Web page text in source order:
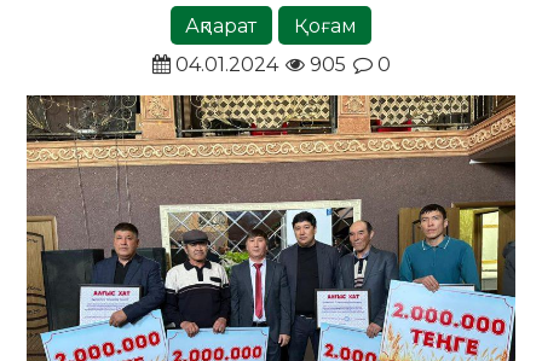
Ақпарат
Қоғам
04.01.2024
905 0